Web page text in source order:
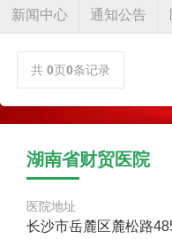
新闻中心 通知公告
共 0页0条记录
湖南省财贸医院
医院地址
长沙市岳麓区麓松路